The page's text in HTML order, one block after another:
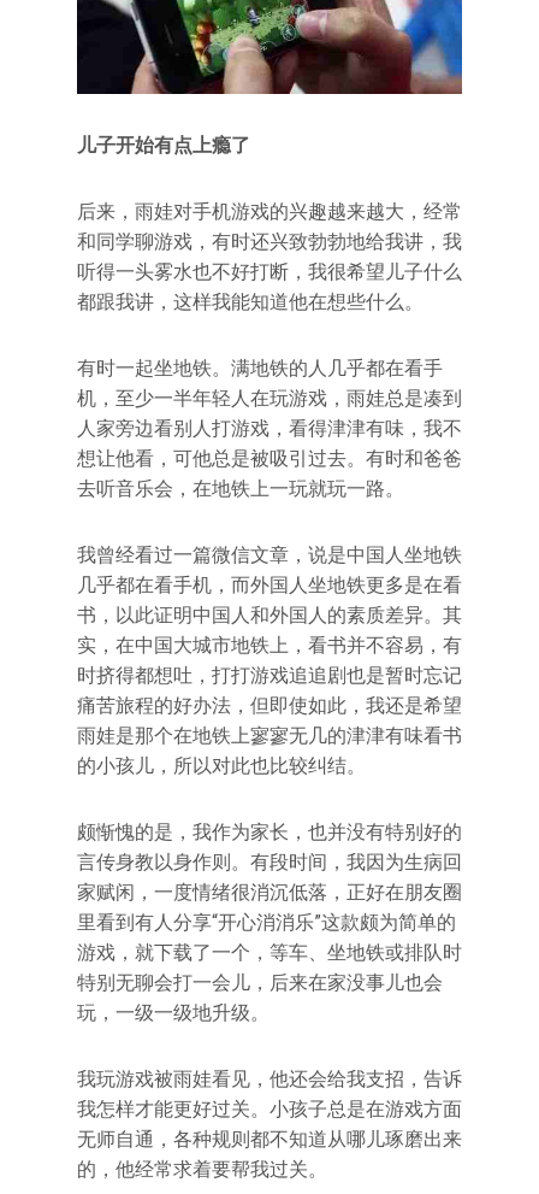
儿子开始有点上瘾了
后来，雨娃对手机游戏的兴趣越来越大，经常
和同学聊游戏，有时还兴致勃勃地给我讲，我
听得一头雾水也不好打断，我很希望儿子什么
都跟我讲，这样我能知道他在想些什么。
有时一起坐地铁。满地铁的人几乎都在看手
机，至少一半年轻人在玩游戏，雨娃总是凑到
人家旁边看别人打游戏，看得津津有味，我不
想让他看，可他总是被吸引过去。有时和爸爸
去听音乐会，在地铁上一玩就玩一路。
我曾经看过一篇微信文章，说是中国人坐地铁
几乎都在看手机，而外国人坐地铁更多是在看
书，以此证明中国人和外国人的素质差异。其
实，在中国大城市地铁上，看书并不容易，有
时挤得都想吐，打打游戏追追剧也是暂时忘记
痛苦旅程的好办法，但即使如此，我还是希望
雨娃是那个在地铁上寥寥无几的津津有味看书
的小孩儿，所以对此也比较纠结。
颇惭愧的是，我作为家长，也并没有特别好的
言传身教以身作则。有段时间，我因为生病回
家赋闲，一度情绪很消沉低落，正好在朋友圈
里看到有人分享“开心消消乐”这款颇为简单的
游戏，就下载了一个，等车、坐地铁或排队时
特别无聊会打一会儿，后来在家没事儿也会
玩，一级一级地升级。
我玩游戏被雨娃看见，他还会给我支招，告诉
我怎样才能更好过关。小孩子总是在游戏方面
无师自通，各种规则都不知道从哪儿琢磨出来
的，他经常求着要帮我过关。